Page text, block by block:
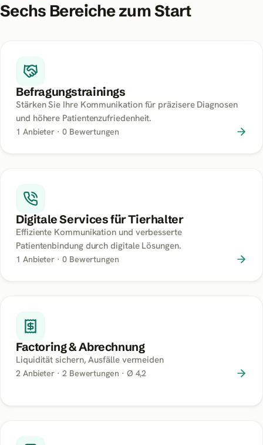
Sechs Bereiche zum Start
Befragungstrainings
Stärken Sie Ihre Kommunikation für präzisere Diagnosen
und höhere Patientenzufriedenheit.
1 Anbieter · 0Bewertungen
Digitale Services für Tierhalter
Effiziente Kommunikation und verbesserte
Patientenbindung durch digitale Lösungen.
1 Anbieter · 0Bewertungen
Factoring & Abrechnung
Liquidität sichern, Ausfälle vermeiden
2Anbieter · 2Bewertungen · Ø 4,2